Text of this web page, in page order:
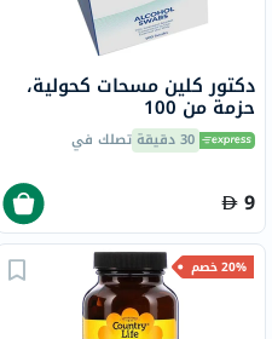
دكتور كلين مسحات كحولية،
حزمة من 100
30 دقيقة تصلك في
9
20% خصم